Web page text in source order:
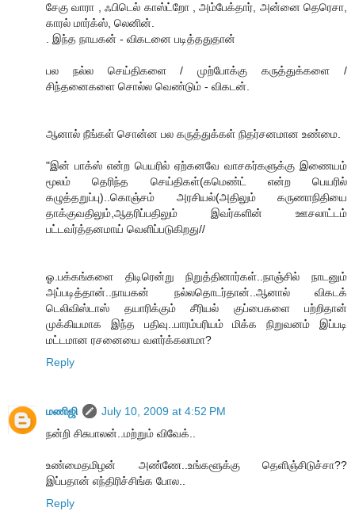
சேகு வாரா , ஃபிடெல் காஸ்ட்றோ , அம்பேக்தார், அன்னை தெரெசா,
காரல் மார்க்ஸ், லெனின்.
. இந்த நாயகன் - விகடனை படித்ததுதான்
பல நல்ல செய்திகளை / முற்போக்கு கருத்துக்களை /
சிந்தனைகளை சொல்ல வெண்டும் - விகடன்.
ஆனால் நீங்கள் சொன்ன பல கருத்துக்கள் நிதர்சனமான உண்மை.
"இன் பாக்ஸ் என்ற பெயரில் ஏற்கனவே வாசகர்களுக்கு இணையம்
மூலம் தெரிந்த செய்திகள்(கமெண்ட் என்ற பெயரில்
கழுத்தறுப்பு)..கொஞ்சம் அரசியல்(அதிலும் கருணாநிதியை
தாக்குவதிலும்,ஆதரிப்பதிலும் இவர்களின் ஊசலாட்டம்
பட்டவர்த்தனமாய் வெளிப்படுகிறது//
ஓ.பக்கங்களை திடிரென்று நிறுத்தினார்கள்..நாஞ்சில் நாடனும்
அப்படித்தான்..நாயகன் நல்லதொடர்தான்..ஆனால் விகடக்
டெலிவிஸ்டாஸ் தயாரிக்கும் சீரியல் குப்பைகளை பற்றிதான்
முக்கியமாக இந்த பதிவு..பாரம்பரியம் மிக்க நிறுவனம் இப்படி
மட்டமான ரசனையை வளர்க்கலாமா?
Reply
மணிஜி
July 10, 2009 at 4:52 PM
நன்றி சிசுபாலன்..மற்றும் விவேக்..
உண்மைதமிழன் அண்ணே..உங்களூக்கு தெளிஞ்சிடுச்சா??
இப்பதான் எந்திரிச்சிங்க போல..
Reply